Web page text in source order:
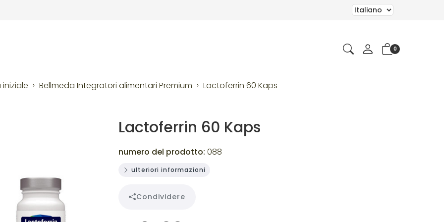
0
Bellmeda Integratori alimentari Premium Lactoferrin 60 Kaps
Lactoferrin 60 Kaps
numero del prodotto: 088
ulteriori informazioni
Condividere